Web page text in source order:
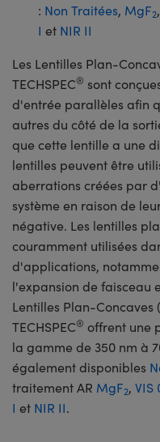
: Non Traitées, MgF2,
I et NIR II
Les Lentilles Plan-
TECHSPEC® sont
d'entrée parallèles afin
autres du côté de la
que cette lentille a une
lentilles peuvent être
aberrations créées par
système en raison de
négative. Les lentilles
couramment utilisées
d'applications,
l'expansion de faisceau
Lentilles Plan-Concaves
TECHSPEC® offrent une
la gamme de 350 nm à
également disponibles
traitement AR MgF2, VIS
I et NIR II.